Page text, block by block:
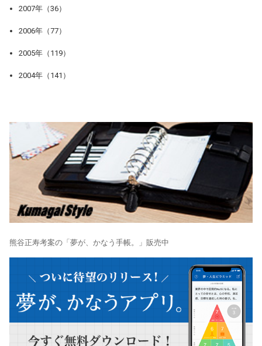
2007年（36）
2006年（77）
2005年（119）
2004年（141）
熊谷正寿考案の「夢が、かなう手帳。」販売中